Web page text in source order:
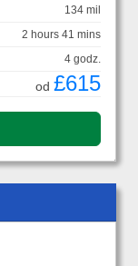
134 mil
2 hours 41 mins
4 godz.
od £615